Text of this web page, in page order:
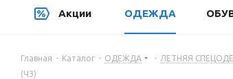
Акции ОДЕЖДА
Главная - Каталог - ОДЕЖДА - ЛЕТНЯЯ
(ЧЗ)